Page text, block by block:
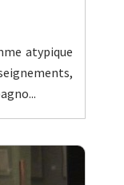
atypique